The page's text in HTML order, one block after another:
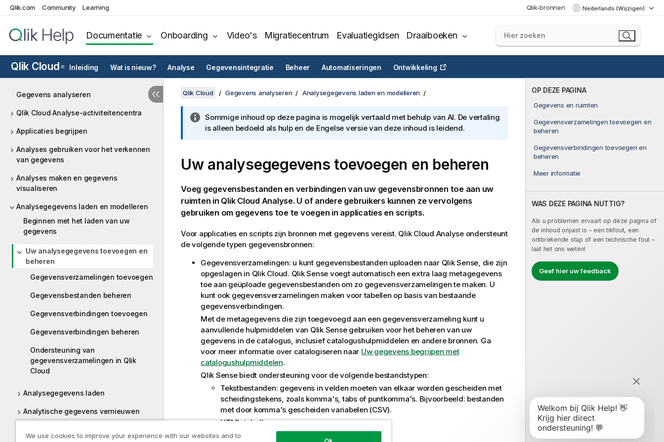
Qlik.com Community Learning Qlik-bronnen Nederlands (Wijzigen)
Documentatie Onboarding Video's Migratiecentrum Evaluatiegidsen Draaiboeken
Qlik Cloud ® Inleiding Wat is nieuw? Analyse Gegevensintegratie Beheer Automatiseringen Ontwikkeling
Gegevens analyseren
Qlik Cloud Analyse-activiteitencentra
Applicaties begrijpen
Analyses gebruiken voor het verkennen
van gegevens
Analyses maken en gegevens
visualiseren
Analysegegevens laden en modelleren
Beginnen met het laden van uw
gegevens
Uw analysegegevens toevoegen en
beheren
Gegevensverzamelingen toevoegen
Gegevensbestanden beheren
Gegevensverbindingen toevoegen
Gegevensverbindingen beheren
Ondersteuning van
gegevensverzamelingen in Qlik
Cloud
Analysegegevens laden
Analytische gegevens vernieuwen
OP DEZE PAGINA
Gegevens en ruimten
Gegevensverzamelingen toevoegen en
beheren
Gegevensverbindingen toevoegen en
beheren
Meer informatie
WAS DEZE PAGINA NUTTIG?
Als u problemen ervaart op deze pagina of
de inhoud onjuist is – een tikfout, een
ontbrekende stap of een technische fout –
laat het ons weten!
Geef hier uw feedback
Qlik Cloud Gegevens analyseren Analysegegevens laden en modelleren
Sommige inhoud op deze pagina is mogelijk vertaald met behulp van AI. De vertaling
is alleen bedoeld als hulp en de Engelse versie van deze inhoud is leidend.
Uw analysegegevens toevoegen en beheren
Voeg gegevensbestanden en verbindingen van uw gegevensbronnen toe aan uw
ruimten in Qlik Cloud Analyse. U of andere gebruikers kunnen ze vervolgens
gebruiken om gegevens toe te voegen in applicaties en scripts.
Voor applicaties en scripts zijn bronnen met gegevens vereist. Qlik Cloud Analyseondersteunt
de volgende typen gegevensbronnen:
Gegevensverzamelingen: u kunt gegevensbestanden uploaden naar Qlik Sense, die zijn
opgeslagen in Qlik Cloud. Qlik Sense voegt automatisch een extra laag metagegevens
toe aan geüploade gegevensbestanden om zo gegevensverzamelingen te maken. U
kunt ook gegevensverzamelingen maken voor tabellen op basis van bestaande
gegevensverbindingen.
Met de metagegevens die zijn toegevoegd aan een gegevensverzameling kunt u
aanvullende hulpmiddelen van Qlik Sensegebruiken voor het beheren van uw
gegevens in de catalogus, inclusief catalogushulpmiddelen en andere bronnen. Ga
voor meer informatie over catalogiseren naar Uw gegevens begrijpen met
catalogushulpmiddelen.
Qlik Sensebiedt ondersteuning voor de volgende bestandstypen:
Tekstbestanden: gegevens in velden moeten van elkaar worden gescheiden met
scheidingstekens, zoals komma's, tabs of puntkomma's. Bijvoorbeeld: bestanden
met door komma's gescheiden variabelen (CSV).
HTML-tabellen
Excel-bestanden
We use cookies to improve your experience with our websites and to